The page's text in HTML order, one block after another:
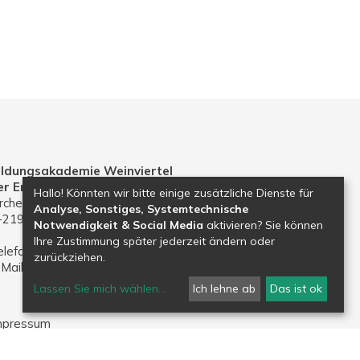
Weinviertel
Erzdiözese Wien
1
Gaweinstal
02574 30203
Hallo! Könnten wir bitte einige zusätzliche Dienste für
Analyse, Sonstiges, Systemtechnische
Notwendigkeit & Social Media aktivieren? Sie können
Ihre Zustimmung später jederzeit ändern oder
zurückziehen.
Lassen Sie mich wählen... Ich lehne ab Das ist ok